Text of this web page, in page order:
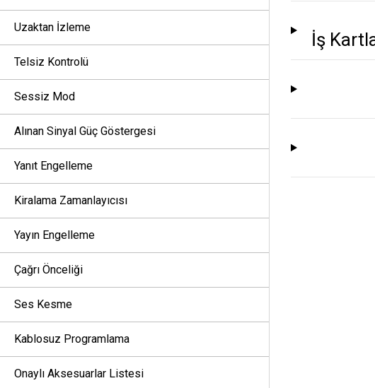
Uzaktan İzleme
Telsiz Kontrolü
Sessiz Mod
Alınan Sinyal Güç Göstergesi
Yanıt Engelleme
Kiralama Zamanlayıcısı
Yayın Engelleme
Çağrı Önceliği
Ses Kesme
Kablosuz Programlama
Onaylı Aksesuarlar Listesi
İş